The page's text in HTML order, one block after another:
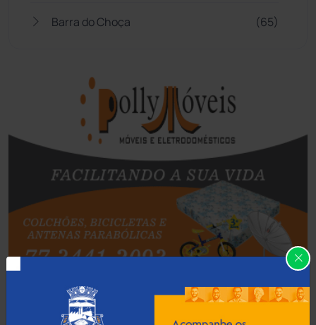
Barra do Choça (65)
Bom Jesus da Lapa
Boquira
Botuporã (72)
Brasil (7679)
Brumado (31955)
Caculé (696)